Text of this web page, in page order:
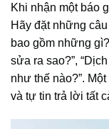
Khi nhận một báo
Hãy đặt những
bao gồm những
sửa ra sao?”,
như thế nào?”.
và tự tin trả lời tất